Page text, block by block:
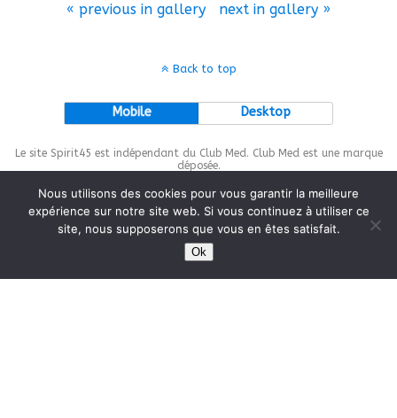
« previous in gallery next in gallery »
Back to top
Mobile Desktop
Le site Spirit45 est indépendant du Club Med. Club Med est une marque
déposée.
This site is protected bywp-copyrightpro.com
Nous utilisons des cookies pour vous garantir la meilleure
expérience sur notre site web. Si vous continuez à utiliser ce
site, nous supposerons que vous en êtes satisfait.
Ok